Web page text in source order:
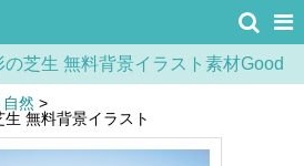
芝生 無料背景イラスト素材Good
自然 >
無料背景イラスト